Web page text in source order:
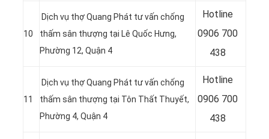
10
Dịch vụ thợ Quang Phát tư vấn chống
thấm sân thượng tại Lê Quốc Hưng,
Phường 12, Quận 4
Hotline
0906 700
438
11
Dịch vụ thợ Quang Phát tư vấn chống
thấm sân thượng tại Tôn Thất Thuyết,
Phường 4, Quận 4
Hotline
0906 700
438